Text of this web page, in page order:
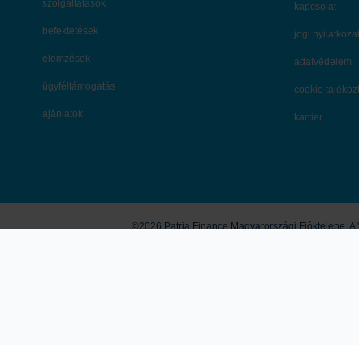
szolgáltatások
befektetések
elemzések
ügyféltámogatás
ajánlatok
kapcsolat
jogi nyilatkozat
adatvédelem
cookie
karrier
©2026 Patria Finance Magyarországi Fióktelepe.